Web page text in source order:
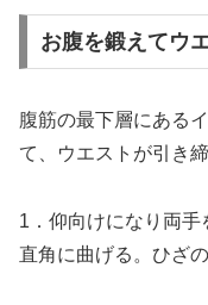
お腹を鍛えてウ
腹筋の最下層にある
て、ウエストが引き
1．仰向けになり両
直角に曲げる。ひざ